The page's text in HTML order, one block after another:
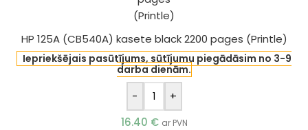
pages
(Printle)
HP 125A (CB540A) kasete black 2200 pages (Printle)
Iepriekšējais pasūtījums, sūtījumu piegādāsim no 3-9
darba dienām.
-
+
16.40 € ar PVN